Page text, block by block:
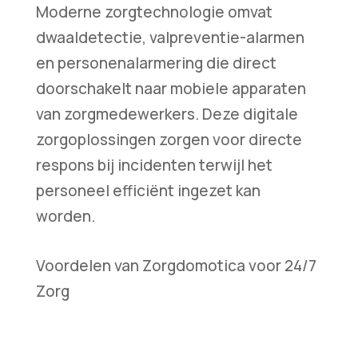
Moderne zorgtechnologie omvat
dwaaldetectie, valpreventie-alarmen
en personenalarmering die direct
doorschakelt naar mobiele apparaten
van zorgmedewerkers. Deze digitale
zorgoplossingen zorgen voor directe
respons bij incidenten terwijl het
personeel efficiënt ingezet kan
worden.
Voordelen van Zorgdomotica voor 24/7
Zorg